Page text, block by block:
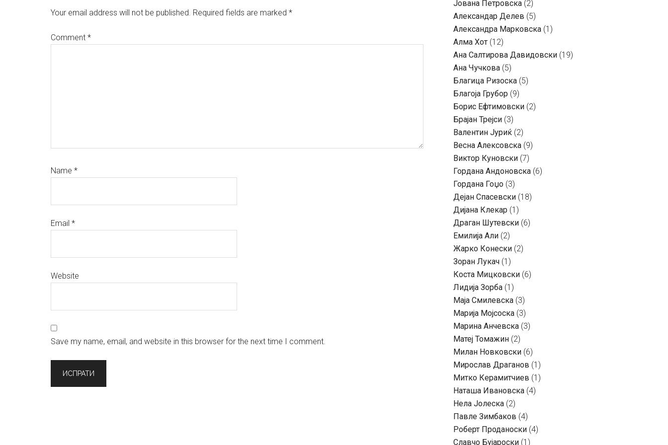
Interactions
Your email address will not be published. Required fields are marked *
Comment *
Name *
Email *
Website
Save my name, email, and website in this browser for the next time I comment.
Јована Петровска (2)
Александар Делев (5)
Александра Марковска (1)
Алма Хот (12)
Ана Салтирова Давидовски (19)
Ана Чучкова (5)
Благица Ризоска (5)
Благоја Грубор (9)
Борис Ефтимовски (2)
Брајан Трејси (3)
Валентин Јуриќ (2)
Весна Алексовска (9)
Виктор Куновски (7)
Гордана Андоновска (6)
Гордана Гоџо (3)
Дејан Спасевски (18)
Дијана Клекар (1)
Драган Шутевски (6)
Емилија Али (2)
Жарко Конески (2)
Зоран Лукач (1)
Коста Мицковски (6)
Лидија Зорба (1)
Маја Смилевска (3)
Марија Мојсоска (3)
Марина Анчевска (3)
Матеј Томажин (2)
Милан Новковски (6)
Мирослав Драганов (1)
Митко Керамитчиев (1)
Наташа Ивановска (4)
Нела Јолеска (2)
Павле Зимбаков (4)
Роберт Проданоски (4)
Славчо Бујароски (1)